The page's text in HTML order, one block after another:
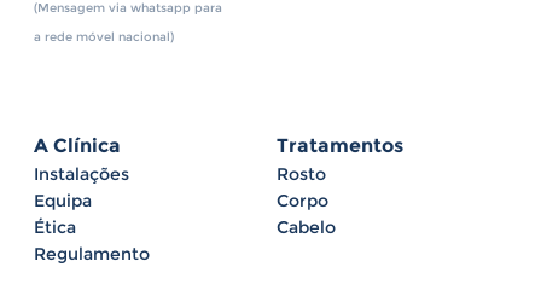
(Mensagem via whatsapp para
a rede móvel nacional)
A Clínica
Instalações
Equipa
Ética
Regulamento
Tratamentos
Rosto
Corpo
Cabelo